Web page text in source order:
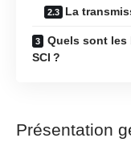
La
Quels sont les
SCI ?
Présentation